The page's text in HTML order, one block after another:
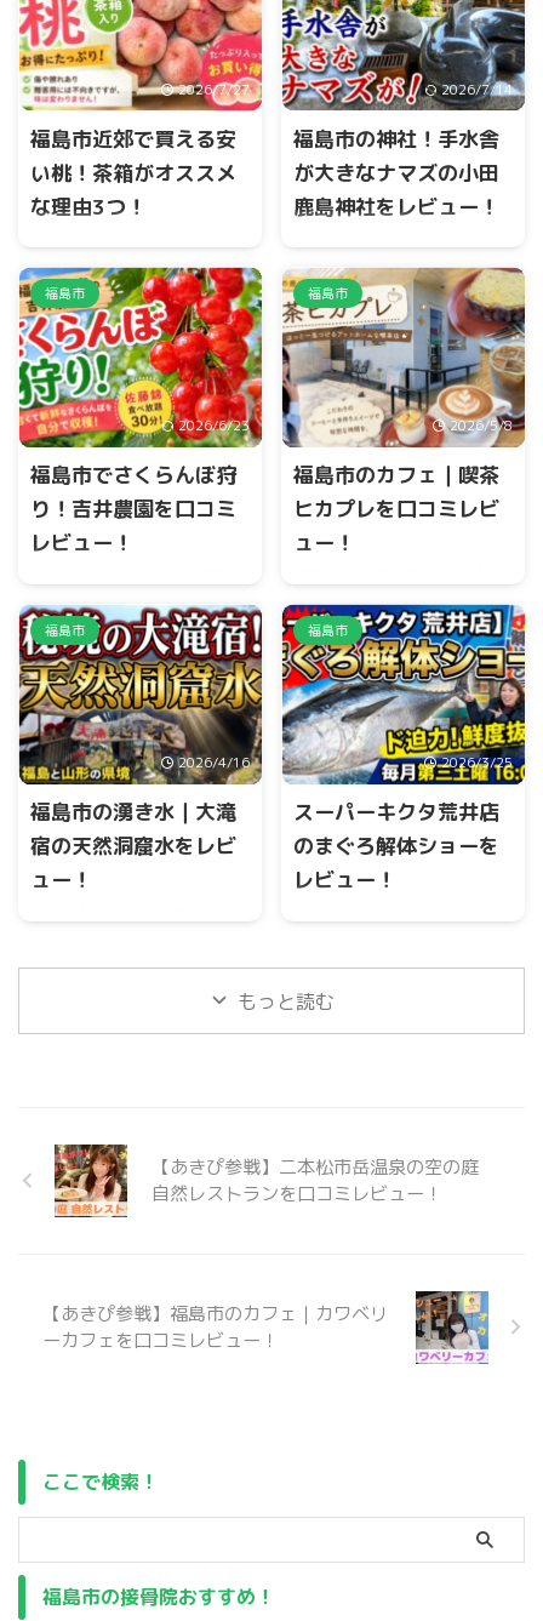
2026/7/27
福島市近郊で買える安
い桃！茶箱がオススメ
な理由3つ！
見町の福島盆地では、桃のシ
ーズンになると茶箱が大量に
出荷されます。 とくに桃の品
種『あかつき』のシーズンは
桃で溢れます。 道の駅、JA直
売所、いろんな場所で購入す
ることができます。
2026/7/14
福島市の神社！手水舎
が大きなナマズの小田
鹿島神社をレビュー！
が大きなナマズの珍しい神社
があります。 センサーが付い
ており、目の前に立つと、口
元から水がでます。 小田鹿島
神社のHP
福島市
2026/6/23
福島市でさくらんぼ狩
り！吉井農園を口コミ
レビュー！
0?si=8lwKxR6401Xie83u 福島
市沖高、福島飯坂IC付近にあり
ます吉井農園さんでは、さく
らんぼ狩りを楽しむことがで
きます。 また、贈答用、自宅
用のさくらんぼも販売してい
ます。 可愛いヤギもいます。
この投稿をInstagramで見る
さくらんぼ大将
(@sakurambo_taisyo)がシェ
アした投稿
福島市
2026/5/8
福島市のカフェ｜喫茶
ヒカプレを口コミレビ
ュー！
さんへ行ってきましたょ
小
さくて可愛いカフェ
アーモ
ンドミルクラテと米粉のレモ
ンとポピーシードケーキとパ
ンナコッタ(台湾パイナップル)
を、いただきました
ラテは
甘さ控えめで、スウィーツと
合ぅ
#cafè #福島グルメ #福
島ランチ #ふくしま情報発信局
#カフェ巡り
pic.twitter.com/hBgg4xdlrC—
あきぴ (@a_aki ...
福島市
2026/4/16
福島市の湧き水｜大滝
宿の天然洞窟水をレビ
ュー！
出ており、天然の観光スポッ
福島市
2026/3/25
スーパーキクタ荒井店
のまぐろ解体ショーを
レビュー！
三土曜16時にシーフードコー
ナーにて『まぐろ解体ショ
ー』が行われています。 まぐ
ろ重量当てクイズなど、お客
orts/iJaSKPQbFec
もっと読む
【あきぴ参戦】二本松市岳温泉の空の庭
自然レストランを口コミレビュー！
【あきぴ参戦】福島市のカフェ｜カワベリ
ーカフェを口コミレビュー！
ここで検索！
福島市の接骨院おすすめ！